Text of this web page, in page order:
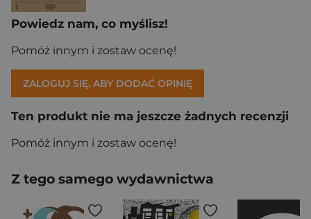
Powiedz nam, co myślisz!
Pomóż innym i zostaw ocenę!
ZALOGUJ SIĘ, ABY DODAĆ OPINIĘ
Ten produkt nie ma jeszcze żadnych recenzji
Pomóż innym i zostaw ocenę!
Z tego samego wydawnictwa